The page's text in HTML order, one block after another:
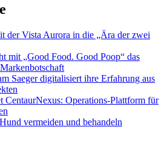
der Vista Aurora in die „Ära der zwei
mit „Good Food. Good Poop“ das
Saeger digitalisiert ihre Erfahrung aus
CentaurNexus: Operations-Plattform für
vermeiden und behandeln